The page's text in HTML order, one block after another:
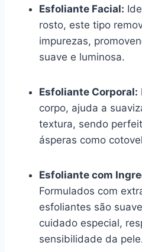
Esfoliante Facial:
rosto, este tipo
impurezas,
suave e luminosa.
Esfoliante Corporal:
corpo, ajuda a
textura, sendo
ásperas como
Esfoliante com
Formulados com
esfoliantes são
cuidado especial,
sensibilidade da